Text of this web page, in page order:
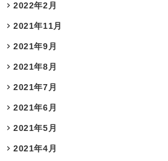
2022年2月
2021年11月
2021年9月
2021年8月
2021年7月
2021年6月
2021年5月
2021年4月